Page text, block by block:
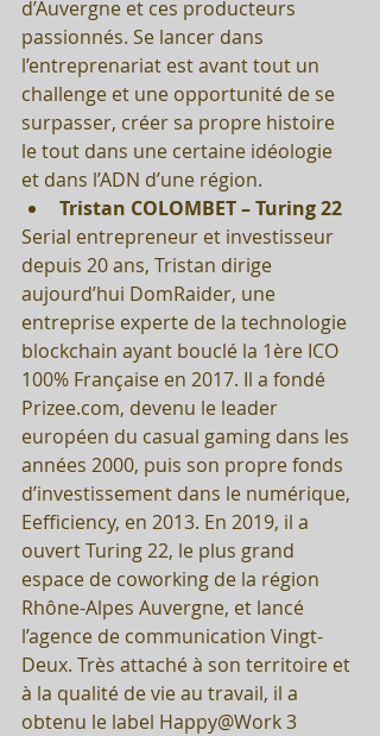
d’Auvergne et ces producteurs
passionnés. Se lancer dans
l’entreprenariat est avant tout un
challenge et une opportunité de se
surpasser, créer sa propre histoire
le tout dans une certaine idéologie
et dans l’ADN d’une région.
Tristan COLOMBET – Turing 22
Serial entrepreneur et investisseur
depuis 20 ans, Tristan dirige
aujourd’hui DomRaider, une
entreprise experte de la technologie
blockchain ayant bouclé la 1ère ICO
100% Française en 2017. Il a fondé
Prizee.com, devenu le leader
européen du casual gaming dans les
années 2000, puis son propre fonds
d’investissement dans le numérique,
Eefficiency, en 2013. En 2019, il a
ouvert Turing 22, le plus grand
espace de coworking de la région
Rhône-Alpes Auvergne, et lancé
l’agence de communication Vingt-
Deux. Très attaché à son territoire et
à la qualité de vie au travail, il a
obtenu le label Happy@Work 3